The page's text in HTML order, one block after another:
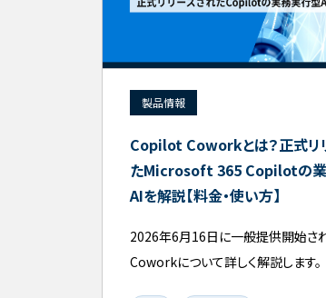
製品情報
Copilot Coworkとは？正式リ
たMicrosoft 365 Copilotの
AIを解説【料金・使い方】
2026年6月16日に一般提供開始
Coworkについて詳しく解説します。